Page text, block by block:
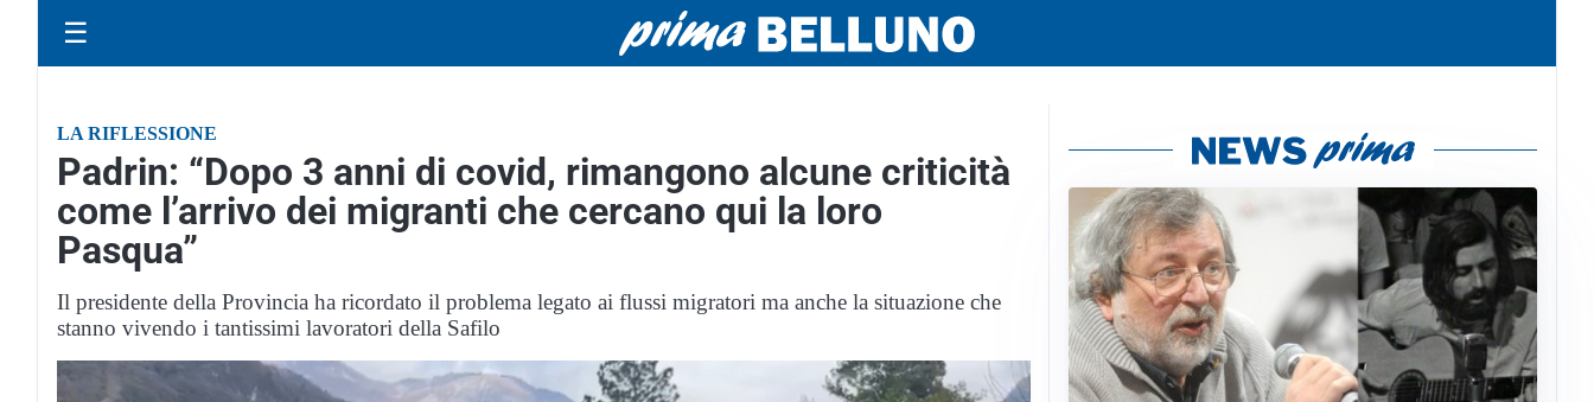
☰
LA RIFLESSIONE
Padrin: “Dopo 3 anni di covid, rimangono alcune criticità
come l’arrivo dei migranti che cercano qui la loro
Pasqua”
Il presidente della Provincia ha ricordato il problema legato ai flussi migratori ma anche la situazione che
stanno vivendo i tantissimi lavoratori della Safilo